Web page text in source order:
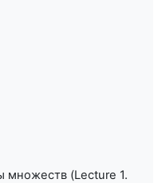
множеств (Lecture 1.